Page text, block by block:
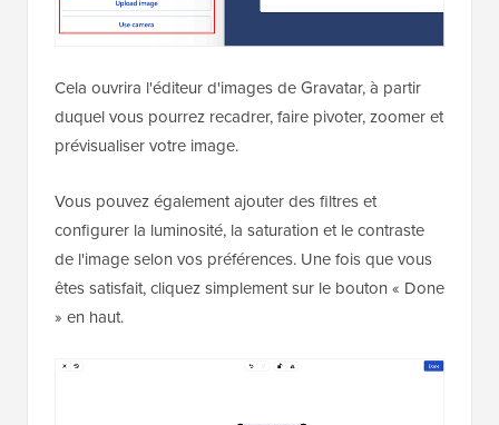
Cela ouvrira l'éditeur d'images de Gravatar, à partir
duquel vous pourrez recadrer, faire pivoter, zoomer et
prévisualiser votre image.
Vous pouvez également ajouter des filtres et
configurer la luminosité, la saturation et le contraste
de l'image selon vos préférences. Une fois que vous
êtes satisfait, cliquez simplement sur le bouton « Done
» en haut.